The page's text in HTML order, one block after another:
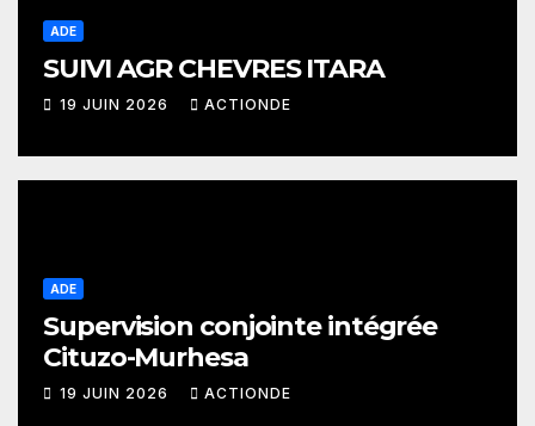
ADE
SUIVI AGR CHEVRES ITARA
19 JUIN 2026 ACTIONDE
ADE
Supervision conjointe intégrée
Cituzo-Murhesa
19 JUIN 2026 ACTIONDE